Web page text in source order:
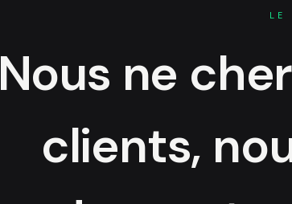
LE
Nous ne
clients,